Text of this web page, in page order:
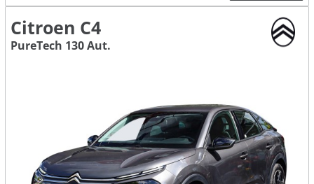
Citroen C4
PureTech 130 Aut.